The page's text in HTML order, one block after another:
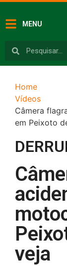
MENU
Home
Vídeos
Câmera
em Peixoto
veja